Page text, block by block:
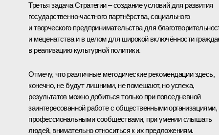
Третья задача Стратегии – создание условий для развития
государственно-частного партнёрства, социального
и творческого предпринимательства для
и меценатства и в целом для широкой включённости
в реализацию культурной политики.
Отмечу, что различные методические рекомендации здесь,
конечно, не будут лишними, не помешают, но успеха,
результатов можно добиться только при повседневной
заинтересованной работе с общественными организациями,
профессиональными сообществами, при умении слышать
людей, внимательно относиться к их предложениям.